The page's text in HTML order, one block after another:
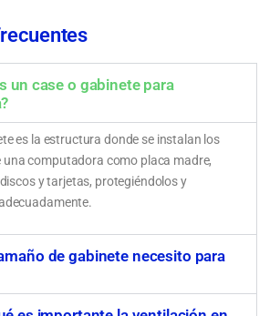
un case o gabinete para
es la estructura donde se instalan los
computadora como placa madre,
y tarjetas, protegiéndolos y
de gabinete necesito para